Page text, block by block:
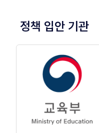
정책 입안 기관